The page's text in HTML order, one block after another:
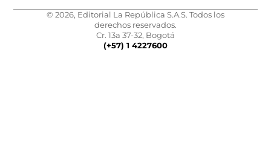
© 2026, Editorial La República S.A.S. Todos los
derechos reservados.
Cr. 13a 37-32, Bogotá
(+57) 1 4227600